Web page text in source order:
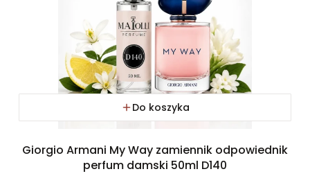
Do koszyka
Giorgio Armani My Way zamiennik odpowiednik
perfum damski 50ml D140